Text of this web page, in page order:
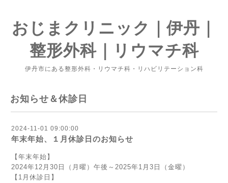
おじまクリニック｜伊丹｜
整形外科｜リウマチ科
伊丹市にある整形外科・リウマチ科・リハビリテーション科
お知らせ＆休診日
2024-11-01 09:00:00
年末年始、１月休診日のお知らせ
【年末年始】
2024年12月30日（月曜）午後～2025年1月3日（金曜）
【1月休診日】